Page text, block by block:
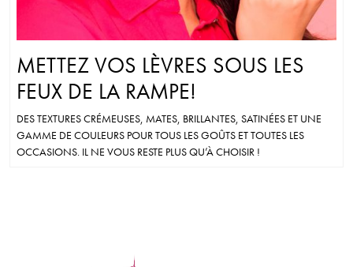
METTEZ VOS LÈVRES SOUS LES
FEUX DE LA RAMPE!
DES TEXTURES CRÉMEUSES, MATES, BRILLANTES, SATINÉES ET UNE
GAMME DE COULEURS POUR TOUS LES GOÛTS ET TOUTES LES
OCCASIONS. IL NE VOUS RESTE PLUS QU’À CHOISIR !